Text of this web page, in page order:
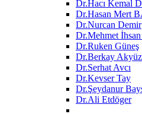
Dr.Hacı Kemal
Dr.Hasan Mert
Dr.Nurcan Demir
Dr.Mehmet
Dr.Ruken Güneş
Dr.Berkay Akyüz
Dr.Serhat Avcı
Dr.Kevser Tay
Dr.Şeydanur
Dr.Ali Etdöger